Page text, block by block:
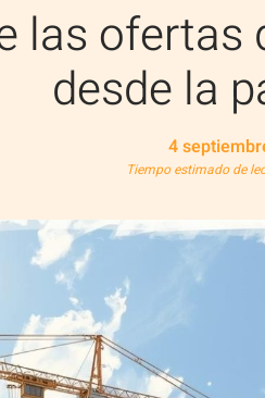
las ofertas
desde la
4
Tiempo estimado de